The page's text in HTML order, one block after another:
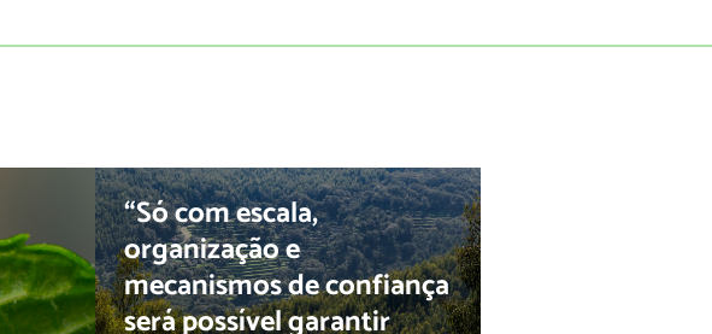
“Só com escala,
organização e
mecanismos de confiança
será possível garantir